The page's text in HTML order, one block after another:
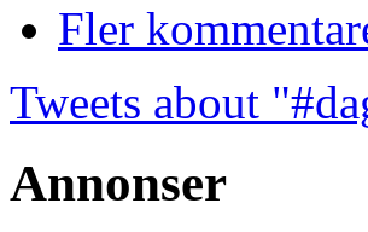
Fler
Tweets about
Annonser